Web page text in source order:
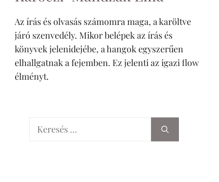
Az írás és olvasás számomra maga, a karöltve
járó szenvedély. Mikor belépek az írás és
könyvek jelenidejébe, a hangok egyszerűen
elhallgatnak a fejemben. Ez jelenti az igazi flow
élményt.
Keresés: